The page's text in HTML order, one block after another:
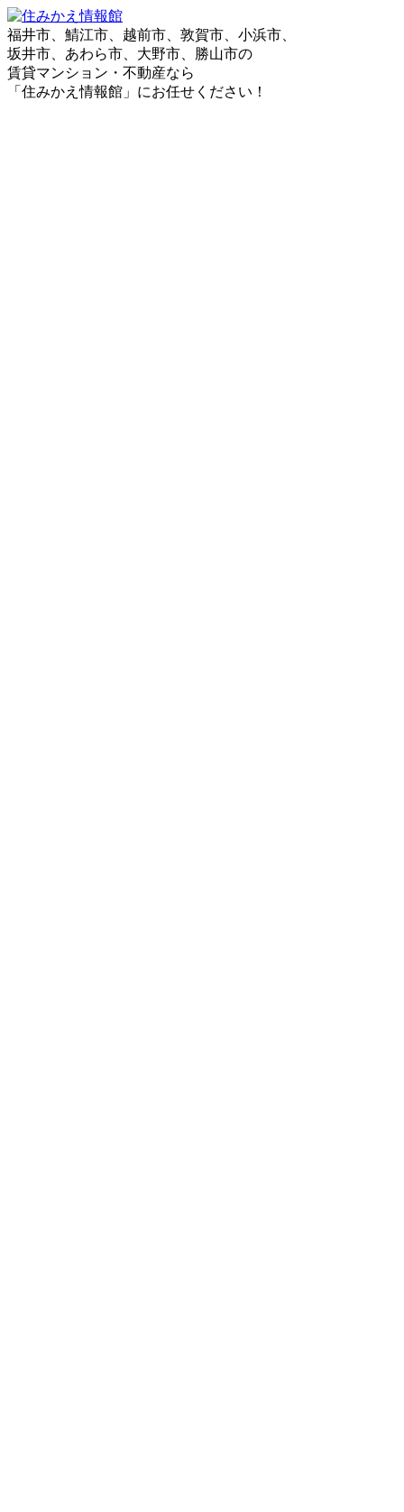
福井市、鯖江市、越前市、敦賀市、小浜市、
坂井市、あわら市、大野市、勝山市の
賃貸マンション・不動産なら
「住みかえ情報館」にお任せください！